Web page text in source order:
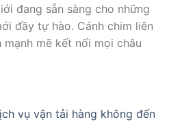
đang sẵn sàng cho những
đầy tự hào. Cánh chim liên
mẽ kết nối mọi châu
vụ vận tải hàng không đến